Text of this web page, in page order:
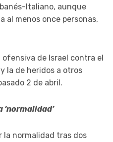
Italiano, aunque
al menos once personas,
de Israel contra el
la de heridos a otros
2 de abril.
la normalidad tras dos